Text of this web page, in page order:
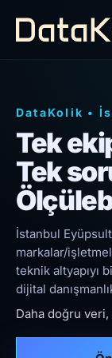
DataKolik •
Tek
Tek
İstanbul
markalar/
teknik altyapıyı
dijital
Daha doğru